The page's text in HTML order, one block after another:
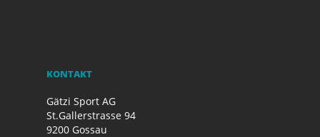
KONTAKT
Gätzi Sport AG
St.Gallerstrasse 94
9200 Gossau